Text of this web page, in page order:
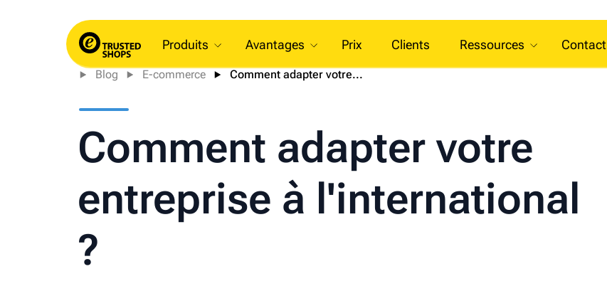
Produits Avantages Prix Clients Ressources Contact
Blog E-commerce Comment adapter votre...
Comment adapter votre
entreprise à l'international
?